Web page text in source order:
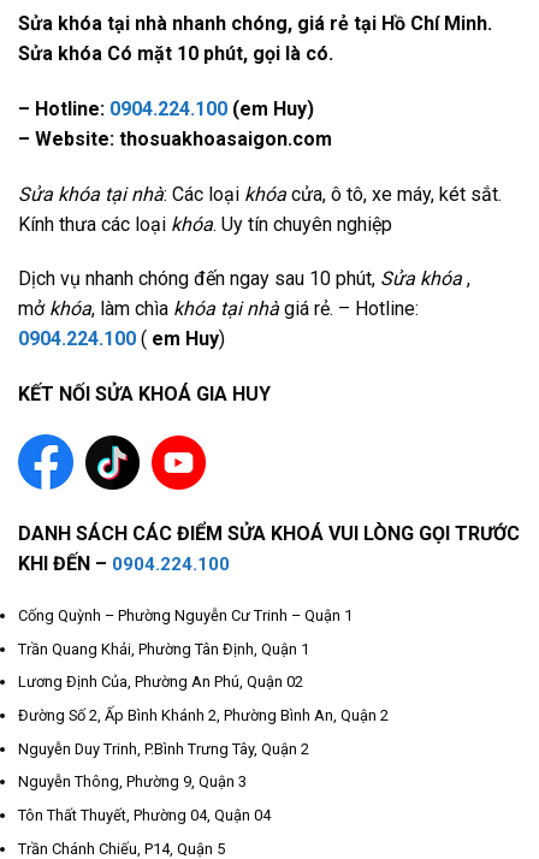
Sửa khóa tại nhà nhanh chóng, giá rẻ tại Hồ Chí Minh.
Sửa khóa Có mặt 10 phút, gọi là có.
– Hotline: 0904.224.100 (em Huy)
– Website: thosuakhoasaigon.com
Sửa khóa tại nhà: Các loại khóa cửa, ô tô, xe máy, két sắt.
Kính thưa các loại khóa. Uy tín chuyên nghiệp
Dịch vụ nhanh chóng đến ngay sau 10 phút, Sửa khóa ,
mở khóa, làm chìa khóa tại nhà giá rẻ. – Hotline:
0904.224.100 ( em Huy)
KẾT NỐI SỬA KHOÁ GIA HUY
DANH SÁCH CÁC ĐIỂM SỬA KHOÁ VUI LÒNG GỌI TRƯỚC
KHI ĐẾN – 0904.224.100
Cống Quỳnh – Phường Nguyễn Cư Trinh – Quận 1
Trần Quang Khải, Phường Tân Định, Quận 1
Lương Định Của, Phường An Phú, Quận 02
Đường Số 2, Ấp Bình Khánh 2, Phường Bình An, Quận 2
Nguyễn Duy Trinh, P.Bình Trưng Tây, Quận 2
Nguyễn Thông, Phường 9, Quận 3
Tôn Thất Thuyết, Phường 04, Quận 04
Trần Chánh Chiếu, P14, Quận 5